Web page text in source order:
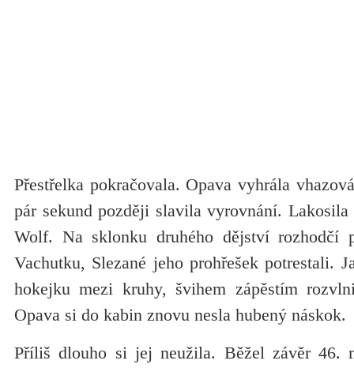
Přestřelka pokračovala. Opava vyhrála
pár sekund později slavila vyrovnání. Lakosila
Wolf. Na sklonku druhého dějství rozhodčí
Vachutku, Slezané jeho prohřešek potrestali.
hokejku mezi kruhy, švihem zápěstím
Opava si do kabin znovu nesla hubený náskok.
Příliš dlouho si jej neužila. Běžel závěr 46.